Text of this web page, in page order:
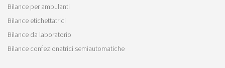
Bilance per ambulanti
Bilance etichettatrici
Bilance da laboratorio
Bilance confezionatrici semiautomatiche